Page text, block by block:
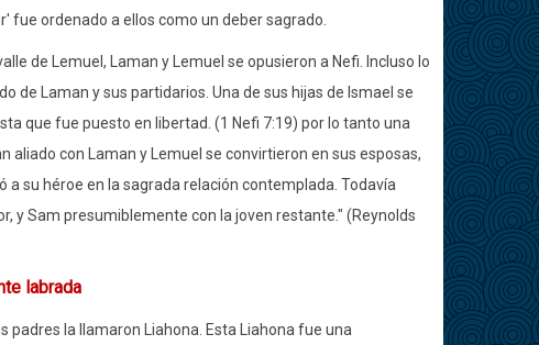
fue ordenado a ellos como un deber sagrado.
de Lemuel, Laman y Lemuel se opusieron a Nefi. Incluso lo
de Laman y sus partidarios. Una de sus hijas de Ismael se
que fue puesto en libertad. (1 Nefi 7:19) por lo tanto una
aliado con Laman y Lemuel se convirtieron en sus esposas,
su héroe en la sagrada relación contemplada. Todavía
y Sam presumiblemente con la joven restante." (Reynolds
labrada
padres la llamaron Liahona. Esta Liahona fue una